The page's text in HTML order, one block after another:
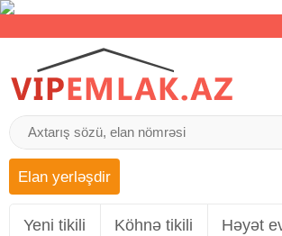
Elan yerləşdir
Yeni tikili Köhnə tikili Həyət